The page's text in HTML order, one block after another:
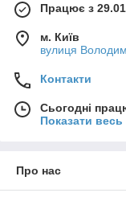
Працює з
м. Київ
вулиця
Контакти
Сьогодні
Показати
Про нас